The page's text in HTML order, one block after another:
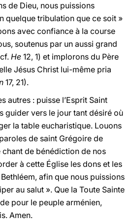
de Dieu, nous puissions
quelque tribulation que ce soit »
avec confiance à la course
soutenus par un aussi grand
He 12, 1) et implorons du Père
Jésus Christ lui-même pria
17, 21).
autres : puisse l’Esprit Saint
guider vers le jour tant désiré où
la table eucharistique. Louons
de saint Grégoire de
chant de bénédiction de nos
à cette Église les dons et les
afin que nous puissions
au salut ». Que la Toute Sainte
pour le peuple arménien,
Amen.